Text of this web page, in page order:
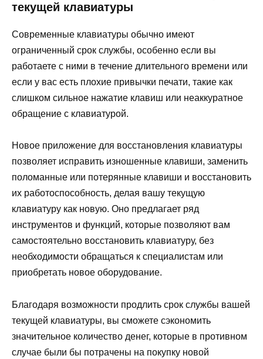
текущей клавиатуры
Современные клавиатуры обычно имеют
ограниченный срок службы, особенно если вы
работаете с ними в течение длительного времени или
если у вас есть плохие привычки печати, такие как
слишком сильное нажатие клавиш или неаккуратное
обращение с клавиатурой.
Новое приложение для восстановления клавиатуры
позволяет исправить изношенные клавиши, заменить
поломанные или потерянные клавиши и восстановить
их работоспособность, делая вашу текущую
клавиатуру как новую. Оно предлагает ряд
инструментов и функций, которые позволяют вам
самостоятельно восстановить клавиатуру, без
необходимости обращаться к специалистам или
приобретать новое оборудование.
Благодаря возможности продлить срок службы вашей
текущей клавиатуры, вы сможете сэкономить
значительное количество денег, которые в противном
случае были бы потрачены на покупку новой